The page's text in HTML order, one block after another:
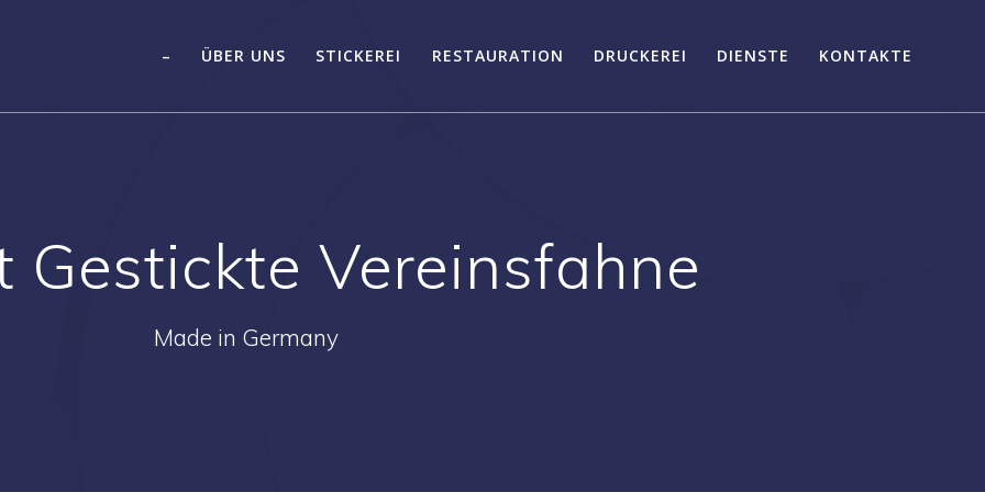
– ÜBER UNS STICKEREI RESTAURATION DRUCKEREI DIENSTE KONTAKTE
Gestickte Vereinsfahne
Made in Germany